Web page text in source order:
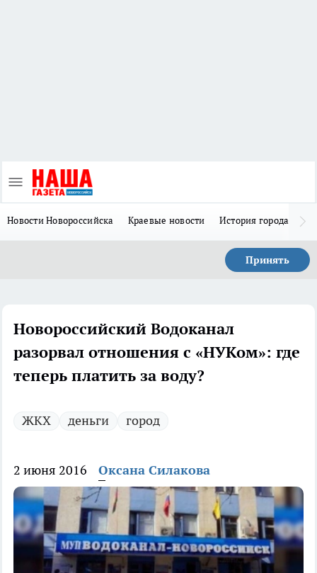
Новости Новороссийска Краевые новости История города Н
Принять
Новороссийский Водоканал
разорвал отношения с «НУКом»: где
теперь платить за воду?
ЖКХ деньги город
2 июня 2016 Оксана Силакова